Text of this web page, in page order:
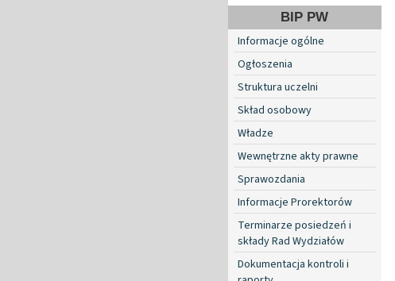
BIP PW
Informacje ogólne
Ogłoszenia
Struktura uczelni
Skład osobowy
Władze
Wewnętrzne akty prawne
Sprawozdania
Informacje Prorektorów
Terminarze posiedzeń i
składy Rad Wydziałów
Dokumentacja kontroli i